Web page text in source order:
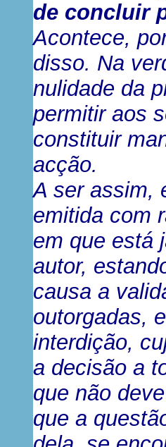
de concluir
Acontece,
disso. Na
nulidade da
permitir aos
constituir
acção.
A ser assim,
emitida com
em que está
autor,
causa a
outorgadas,
interdição,
a decisão a
que não
que a